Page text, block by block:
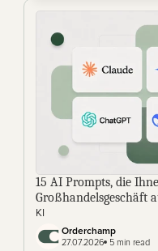
15 AI Prompts, die
Großhandelsgeschäft
KI
Orderchamp
27.07.2026 5 min read